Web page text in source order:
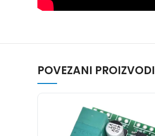
POVEZANI PROIZVODI